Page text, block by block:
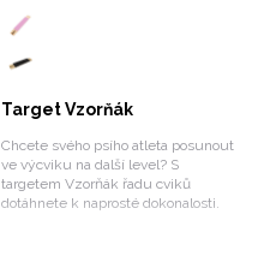
Target Vzorňák
Chcete svého psího atleta posunout
ve výcviku na další level? S
targetem Vzorňák řadu cviků
dotáhnete k naprosté dokonalosti.